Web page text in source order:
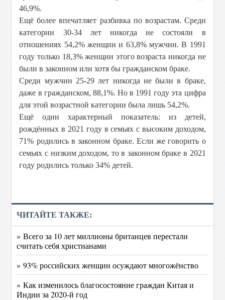
46,9%.
Ещё более впечатляет разбивка по возрастам. Среди
категории 30-34 лет никогда не состояли в
отношениях 54,2% женщин и 63,8% мужчин. В 1991
году только 18,3% женщин этого возраста никогда не
были в законном или хотя бы гражданском браке.
Среди мужчин 25-29 лет никогда не были в браке,
даже в гражданском, 88,1%. Но в 1991 году эта цифра
для этой возрастной категории была лишь 54,2%.
Ещё один характерный показатель: из детей,
рождённых в 2021 году в семьях с высоким доходом,
71% родились в законном браке. Если же говорить о
семьях с низким доходом, то в законном браке в 2021
году родились только 34% детей.
ЧИТАЙТЕ ТАКЖЕ:
» Всего за 10 лет миллионы британцев перестали
считать себя христианами
» 93% российских женщин осуждают многожёнство
» Как изменилось благосостояние граждан Китая и
Индии за 2020-й год